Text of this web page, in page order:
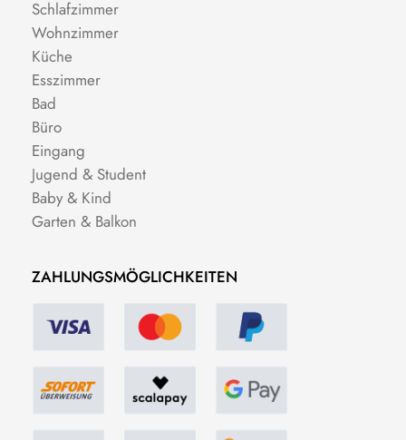
Schlafzimmer
Wohnzimmer
Küche
Esszimmer
Bad
Büro
Eingang
Jugend & Student
Baby & Kind
Garten & Balkon
ZAHLUNGSMÖGLICHKEITEN